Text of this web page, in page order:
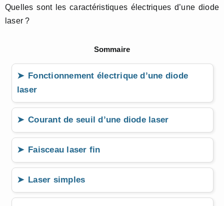
Quelles sont les caractéristiques électriques d’une diode
laser ?
Sommaire
Fonctionnement électrique d’une diode
laser
Courant de seuil d’une diode laser
Faisceau laser fin
Laser simples